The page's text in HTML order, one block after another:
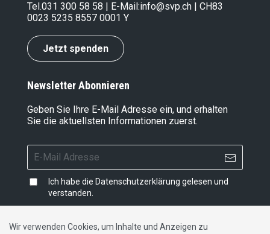
Tel.031 300 58 58 | E-Mail:info@svp.ch | CH83
0023 5235 8557 0001 Y
Jetzt spenden
Newsletter Abonnieren
Geben Sie Ihre E-Mail Adresse ein, und erhalten
Sie die aktuellsten Informationen zuerst.
Ich habe die Datenschutzerklärung gelesen und
verstanden.
Wir verwenden Cookies, um Inhalte und Anzeigen zu